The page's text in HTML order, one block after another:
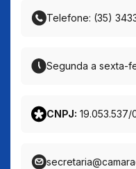
Telefone: (35)
Segunda a sexta-
CNPJ: 19.053.537/